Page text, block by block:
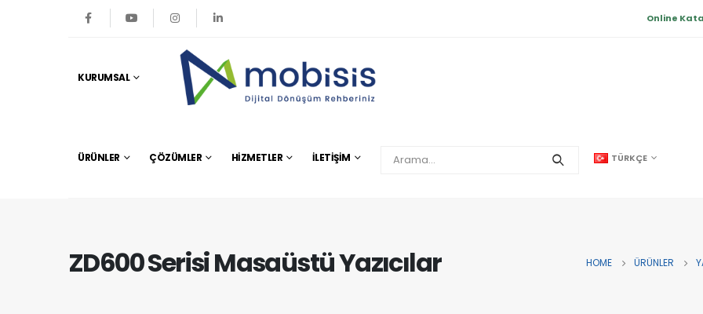
Online
KURUMSAL
ÜRÜNLER ÇÖZÜMLER HIZMETLER İLETIŞIM TÜRKÇE
ZD600 Serisi Masaüstü Yazıcılar HOME ÜRÜNLER